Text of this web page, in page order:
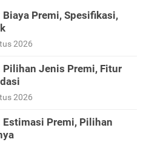
Premi, Spesifikasi,
2026
Jenis Premi, Fitur
2026
Premi, Pilihan